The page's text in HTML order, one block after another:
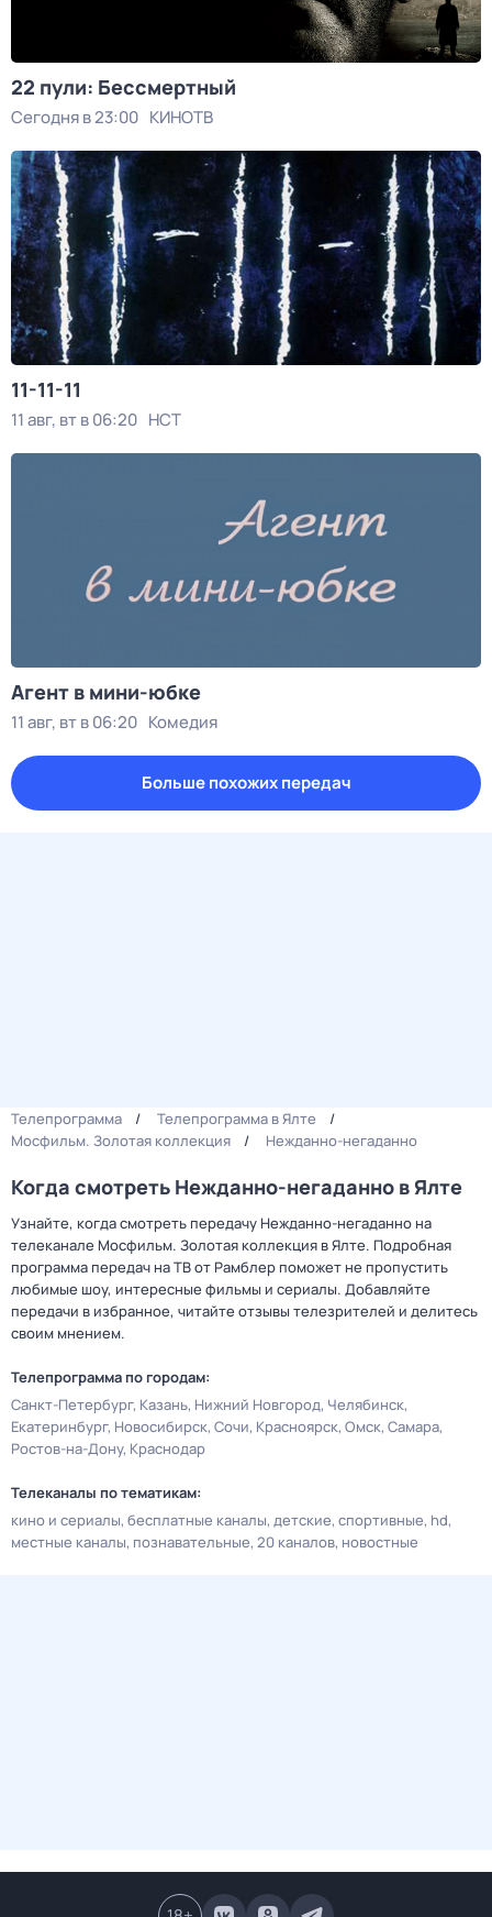
22 пули: Бессмертный
Сегодня в 23:00 КИНОТВ
11-11-11
11 авг, вт в 06:20 НСТ
Агент в мини-юбке
11 авг, вт в 06:20 Комедия
Больше похожих передач
Телепрограмма
Телепрограмма в Ялте
Мосфильм. Золотая коллекция
Нежданно-негаданно
Когда смотреть Нежданно-негаданно в Ялте
Узнайте, когда смотреть передачу Нежданно-негаданно на
телеканале Мосфильм. Золотая коллекция в Ялте. Подробная
программа передач на ТВ от Рамблер поможет не пропустить
любимые шоу, интересные фильмы и сериалы. Добавляйте
передачи в избранное, читайте отзывы телезрителей и делитесь
своим мнением.
Телепрограмма по городам:
Санкт-Петербург Казань Нижний Новгород Челябинск
Екатеринбург Новосибирск Сочи Красноярск Омск Самара
Ростов-на-Дону Краснодар
Телеканалы по тематикам:
кино и сериалы бесплатные каналы детские спортивные hd
местные каналы познавательные 20 каналов новостные